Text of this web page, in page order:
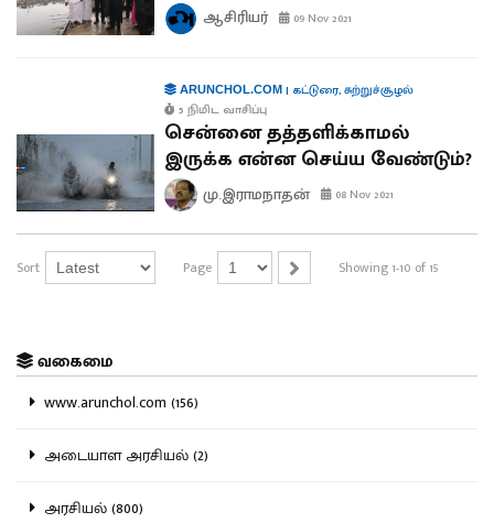
ஆசிரியர் 09 Nov 2021
ARUNCHOL.COM| கட்டுரை,சுற்றுச்சூழல்
5 நிமிட வாசிப்பு
சென்னை தத்தளிக்காமல்
இருக்க என்ன செய்ய வேண்டும்?
மு.இராமநாதன் 08 Nov 2021
Sort Page Showing 1-10 of 15
வகைமை
www.arunchol.com (156)
அடையாள அரசியல் (2)
அரசியல் (800)